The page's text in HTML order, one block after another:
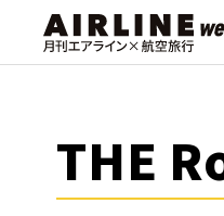
THE